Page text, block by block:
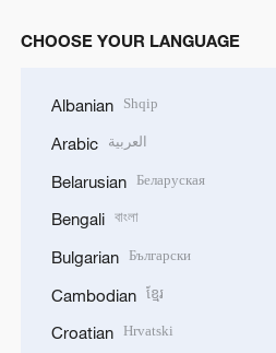
CHOOSE YOUR LANGUAGE
Albanian Shqip
Arabic العربية
Belarusian Беларуская
Bengali বাংলা
Bulgarian Български
Cambodian ខ្មែរ
Croatian Hrvatski